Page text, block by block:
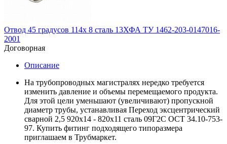
Отвод 45 градусов 114х 8 сталь 13ХФА ТУ 1462-203-0147016-
2001
Договорная
Описание
На трубопроводных магистралях нередко требуется
изменить давление и объемы перемещаемого продукта.
Для этой цели уменьшают (увеличивают) пропускной
диаметр трубы, устанавливая Переход эксцентрический
сварной 2,5 920х14 - 820х11 сталь 09Г2С ОСТ 34.10-753-
97. Купить фитинг подходящего типоразмера
приглашаем в Трубмаркет.